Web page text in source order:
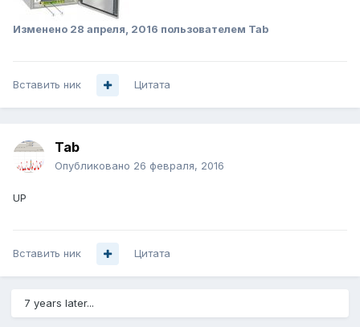
Изменено 28 апреля, 2016 пользователем Tab
Вставить ник Цитата
Tab
Опубликовано 26 февраля, 2016
UP
Вставить ник Цитата
7 years later...